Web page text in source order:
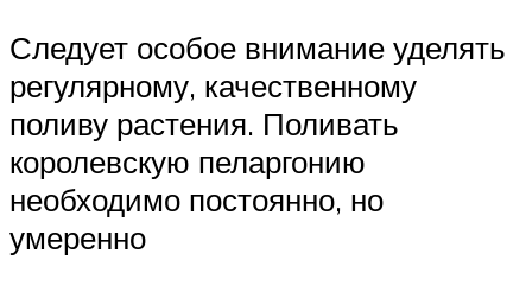
Следует особое внимание уделять
регулярному, качественному
поливу растения. Поливать
королевскую пеларгонию
необходимо постоянно, но
умеренно